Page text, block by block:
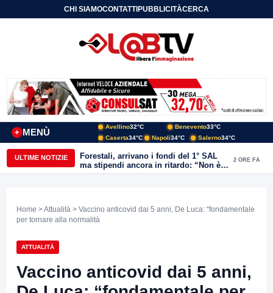
CHI SIAMOCONTATTIPUBBLICITÀCERCA
MENÙ
+
Avellino32°C Benevento33°C
Caserta34°C Napoli34°C Salerno34°C
ULTIME NOTIZIE
Forestali, arrivano i fondi del 1° SAL
ma stipendi ancora in ritardo: “Non è
più sostenibile”
2 ORE FA
Home >Attualità > Vaccino anticovid dai 5 anni, De Luca: “fondamentale
per tornare alla normalità
ATTUALITÀ
Vaccino anticovid dai 5 anni,